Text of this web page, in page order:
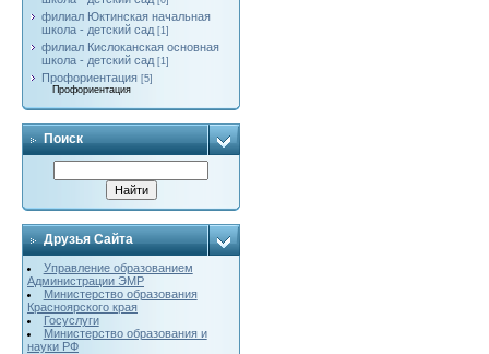
филиал Юктинская начальная
школа - детский сад [1]
филиал Кислоканская основная
школа - детский сад [1]
Профориентация [5]
Профориентация
Поиск
Друзья Сайта
Управление образованием
Администрации ЭМР
Министерство образования
Красноярского края
Госуслуги
Министерство образования и
науки РФ